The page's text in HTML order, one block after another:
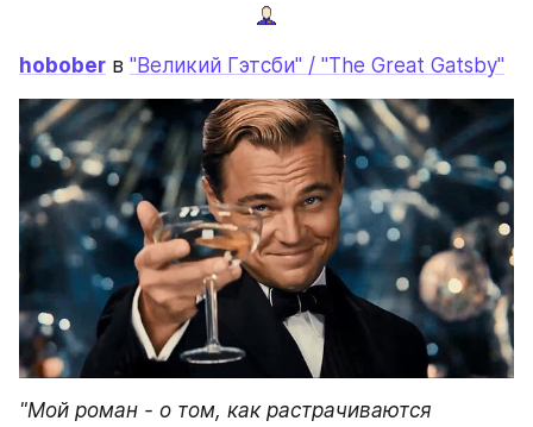
hobober в "Великий Гэтсби" / "The Great Gatsby"
"Мой роман - о том, как растрачиваются